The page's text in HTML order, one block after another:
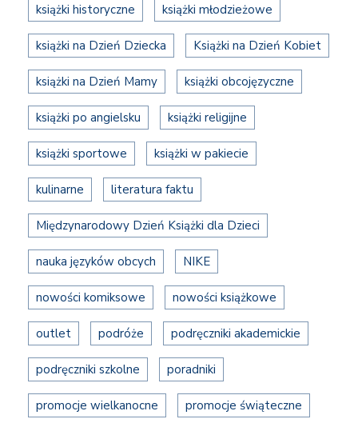
książki historyczne książki młodzieżowe
książki na Dzień Dziecka Książki na Dzień Kobiet
książki na Dzień Mamy książki obcojęzyczne
książki po angielsku książki religijne
książki sportowe książki w pakiecie
kulinarne literatura faktu
Międzynarodowy Dzień Książki dla Dzieci
nauka języków obcych NIKE
nowości komiksowe nowości książkowe
outlet podróże podręczniki akademickie
podręczniki szkolne poradniki
promocje wielkanocne promocje świąteczne